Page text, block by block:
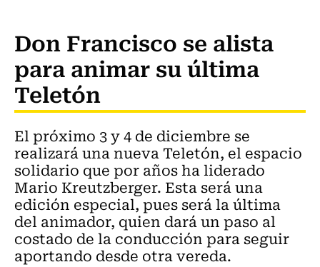
Don Francisco se alista
para animar su última
Teletón
El próximo 3 y 4 de diciembre se
realizará una nueva Teletón, el espacio
solidario que por años ha liderado
Mario Kreutzberger. Esta será una
edición especial, pues será la última
del animador, quien dará un paso al
costado de la conducción para seguir
aportando desde otra vereda.